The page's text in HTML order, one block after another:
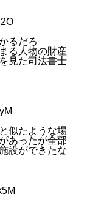
るだろ
る人物の財産
見た司法書士
似たような場
あったが全部
設ができたな